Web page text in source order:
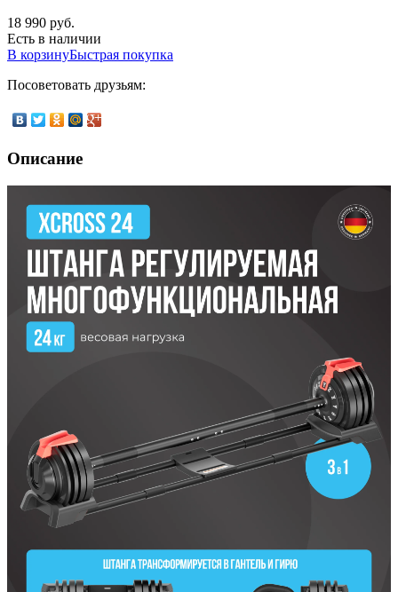
18 990 руб.
Есть в наличии
В корзинуБыстрая покупка
Посоветовать друзьям:
Описание